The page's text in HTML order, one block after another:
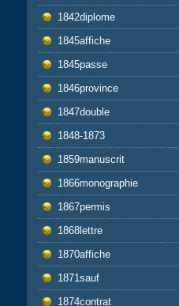
1842diplome
1845affiche
1845passe
1846province
1847double
1848-1873
1859manuscrit
1866monographie
1867permis
1868lettre
1870affiche
1871sauf
1874contrat